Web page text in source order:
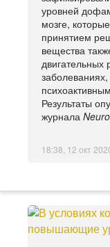
уровней
мозге,
принятием
вещества
двигательных
Результаты
журнала
18:38, 12 окт